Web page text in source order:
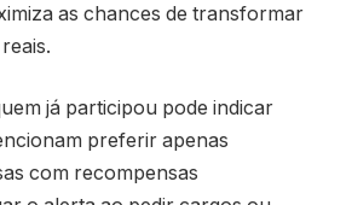
as chances de transformar
já participou pode indicar
preferir apenas
com recompensas